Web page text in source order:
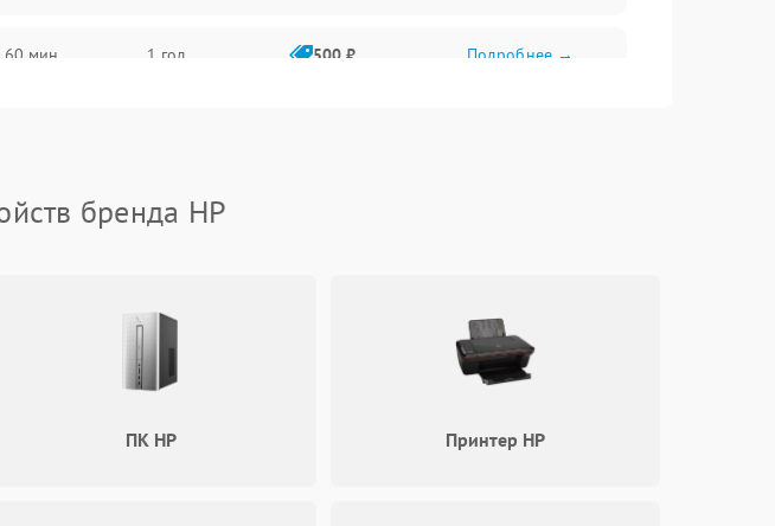
60 мин 1 год 500 ₽ Подробнее →
1 год Подробнее →
1 год Подробнее →
бренда HP
ПК HP Принтер HP